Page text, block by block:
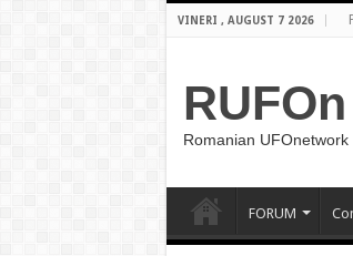
VINERI , AUGUST 7 2026
RUFOn
Romanian UFOnetwork
FORUM